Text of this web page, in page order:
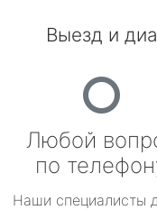
Выезд и
Любой
по
Наши специалисты